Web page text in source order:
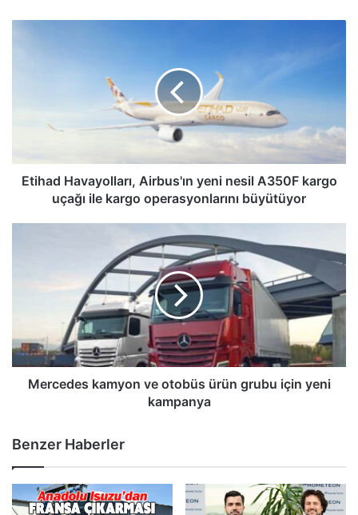
ile
kargo
operasyonlarını
Etihad Havayolları, Airbus'ın yeni nesil A350F kargo
uçağı ile kargo operasyonlarını büyütüyor
yeni
kampanya
Mercedes kamyon ve otobüs ürün grubu için yeni
kampanya
Benzer Haberler